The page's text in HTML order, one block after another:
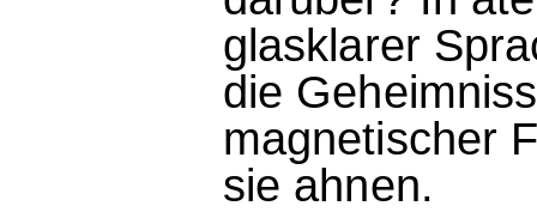
glasklarer
die
magnetischer
sie ahnen.